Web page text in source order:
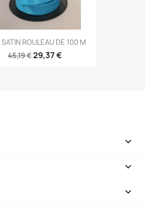
SATIN ROULEAU DE 100 M
45,19 €29,37 €


